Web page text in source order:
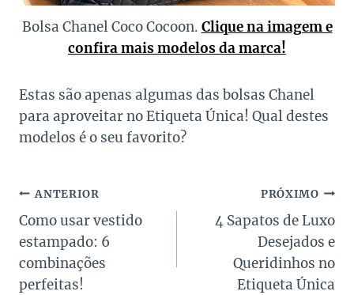
Bolsa Chanel Coco Cocoon. Clique na imagem e
confira mais modelos da marca!
Estas são apenas algumas das bolsas Chanel
para aproveitar no Etiqueta Única! Qual destes
modelos é o seu favorito?
Navegação
de
Post
ANTERIOR
Como usar vestido
estampado: 6
combinações
perfeitas!
PRÓXIMO
4 Sapatos de Luxo
Desejados e
Queridinhos no
Etiqueta Única